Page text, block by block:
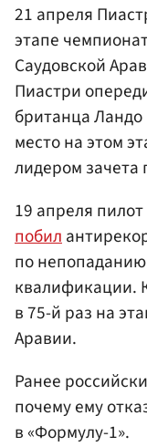
21 апреля
этапе
Саудовской
Пиастри
британца
место на этом
лидером зачета
19 апреля
побил
по
квалификации.
в 75-й раз на
Аравии.
Ранее
почему ему
в «Формулу-1».